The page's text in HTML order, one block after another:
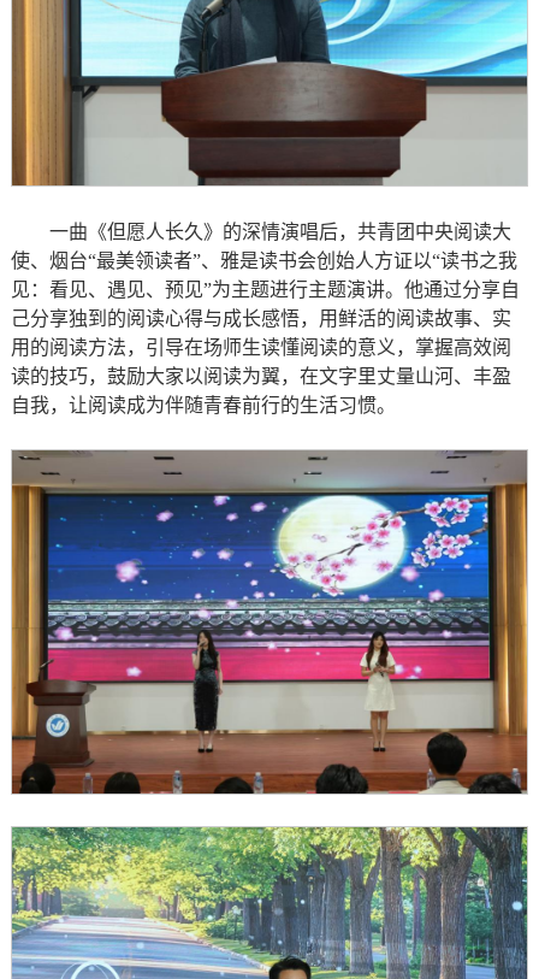
一曲《但愿人长久》的深情演唱后，共青团中央阅读大
使、烟台“最美领读者”、雅是读书会创始人方证以“读书之我
见：看见、遇见、预见”为主题进行主题演讲。他通过分享自
己分享独到的阅读心得与成长感悟，用鲜活的阅读故事、实
用的阅读方法，引导在场师生读懂阅读的意义，掌握高效阅
读的技巧，鼓励大家以阅读为翼，在文字里丈量山河、丰盈
自我，让阅读成为伴随青春前行的生活习惯。